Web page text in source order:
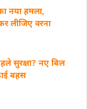
नया हमला,
लीजिए वरना
सुरक्षा? नए बिल
बहस